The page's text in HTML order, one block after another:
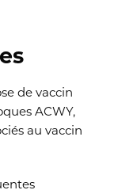
de vaccin
ACWY,
au vaccin